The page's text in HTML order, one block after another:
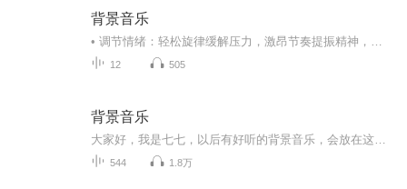
背景音乐
12 505
背景音乐
544 1.8万